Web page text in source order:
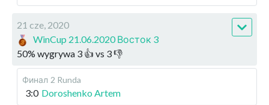
21 cze, 2020
WinCup 21.06.2020 Восток 3
50% wygrywa 3 👍 vs 3👎
Финал 2 Runda
3:0 Doroshenko Artem